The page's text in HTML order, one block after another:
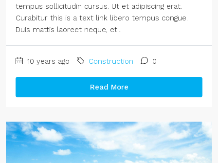
tempus sollicitudin cursus. Ut et adipiscing erat.
Curabitur this is a text link libero tempus congue.
Duis mattis laoreet neque, et...
10 years ago Construction 0
Read More